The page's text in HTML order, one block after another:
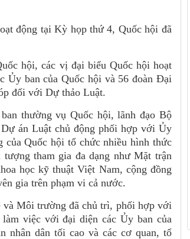
động tại Kỳ họp thứ 4, Quốc hội đã
hội, các vị đại biểu Quốc hội hoạt
Ủy ban của Quốc hội và 56 đoàn Đại
đối với Dự thảo Luật.
thường vụ Quốc hội, lãnh đạo Bộ
án Luật chủ động phối hợp với Ủy
của Quốc hội tổ chức nhiều hình thức
tham gia đa dạng như Mặt trận
học kỹ thuật Việt Nam, cộng đồng
gia trên phạm vi cả nước.
Môi trường đã chủ trì, phối hợp với
việc với đại diện các Ủy ban của
nhân dân tối cao và các cơ quan, tổ